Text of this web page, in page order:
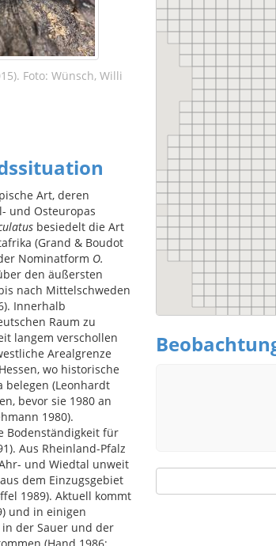
Foto: Wünsch, Willi
Art, deren
und Osteuropas
besiedelt die Art
(Grand & Boudot
Nominatform O.
den äußersten
nach Mittelschweden
Innerhalb
Raum zu
langem verschollen
Arealgrenze
wo historische
belegen (Leonhardt
bevor sie 1980 an
1980).
Bodenständigkeit für
Aus Rheinland-Pfalz
und Wiedtal unweit
dem Einzugsgebiet
1989). Aktuell kommt
und in einigen
der Sauer und der